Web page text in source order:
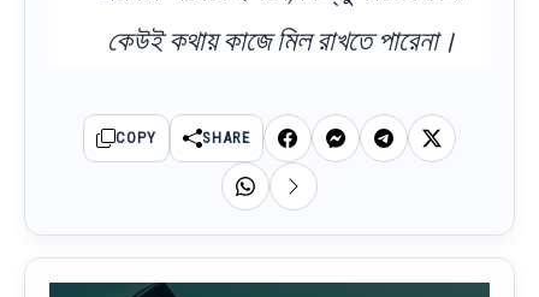
কেউই কথায় কাজে মিল রাখতে পারেনা।
COPY SHARE